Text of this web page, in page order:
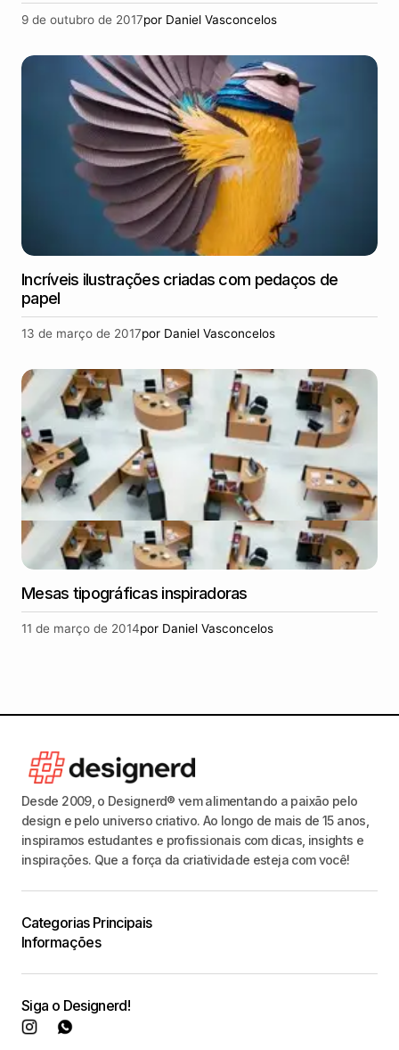
9 de outubro de 2017por Daniel Vasconcelos
Incríveis ilustrações criadas com pedaços de
papel
13 de março de 2017por Daniel Vasconcelos
Mesas tipográficas inspiradoras
11 de março de 2014por Daniel Vasconcelos
Desde 2009, o Designerd® vem alimentando a paixão pelo
design e pelo universo criativo. Ao longo de mais de 15 anos,
inspiramos estudantes e profissionais com dicas, insights e
inspirações. Que a força da criatividade esteja com você!
Categorias Principais
Informações
Siga o Designerd!